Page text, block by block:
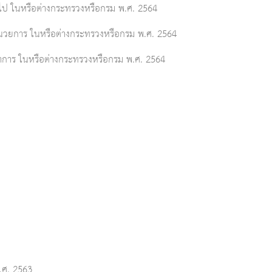
ในหรือต่างกระทรวงหรือกรม พ.ศ. 2564
ยการ ในหรือต่างกระทรวงหรือกรม พ.ศ. 2564
ร ในหรือต่างกระทรวงหรือกรม พ.ศ. 2564